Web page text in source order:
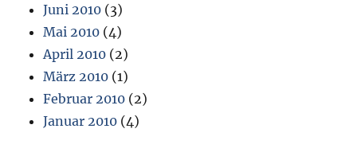
Juni 2010 (3)
Mai 2010 (4)
April 2010 (2)
März 2010 (1)
Februar 2010 (2)
Januar 2010 (4)